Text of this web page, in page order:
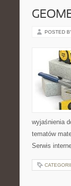
POSTED
wyjaśnienia
tematów
Serwis